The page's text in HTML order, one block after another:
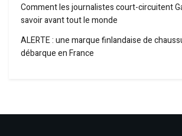
Comment les journalistes court-circuitent
savoir avant tout le monde
ALERTE : une marque finlandaise de
débarque en France